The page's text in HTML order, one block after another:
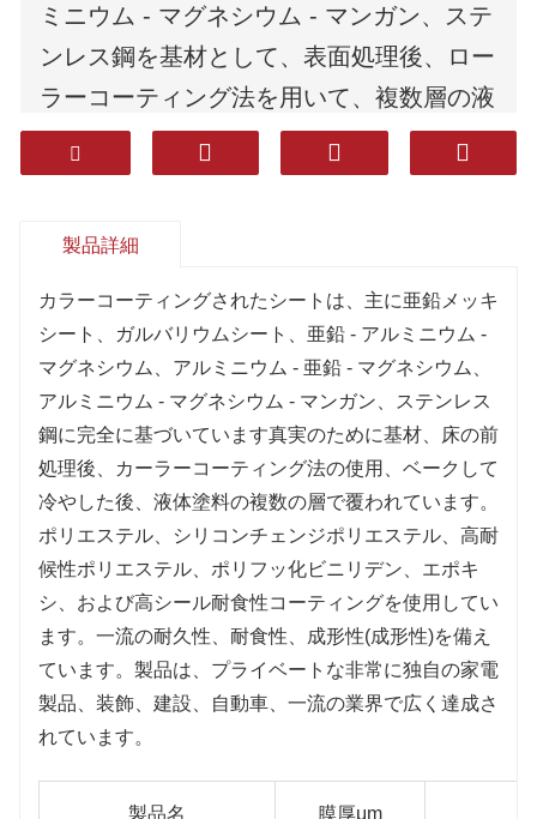
ミニウム - マグネシウム - マンガン、ステ
ンレス鋼を基材として、表面処理後、ロー
ラーコーティング法を用いて、複数層の液
体塗料でコーティングし、焼付けた後、冷
却する。
ル、高耐候性ポリエステル、ポリフッ化ビ
ニリデン、エポキシ、高シール耐食性コー
ティングを使用しています。耐久性、耐食
性、成形性(成形性)に優れています。
製品は、家電製品、装飾、建設、自動車、
その他の産業で広く使用されています。
製品詳細
カラーコーティングされたシートは、主に亜鉛メッキ
シート、ガルバリウムシート、亜鉛 - アルミニウム -
マグネシウム、アルミニウム - 亜鉛 - マグネシウム、
アルミニウム - マグネシウム - マンガン、ステンレス
鋼に完全に基づいています真実のために基材、床の前
処理後、カーラーコーティング法の使用、ベークして
冷やした後、液体塗料の複数の層で覆われています。
ポリエステル、シリコンチェンジポリエステル、高耐
候性ポリエステル、ポリフッ化ビニリデン、エポキ
シ、および高シール耐食性コーティングを使用してい
ます。一流の耐久性、耐食性、成形性(成形性)を備え
ています。製品は、プライベートな非常に独自の家電
製品、装飾、建設、自動車、一流の業界で広く達成さ
れています。
製品名 膜厚μm